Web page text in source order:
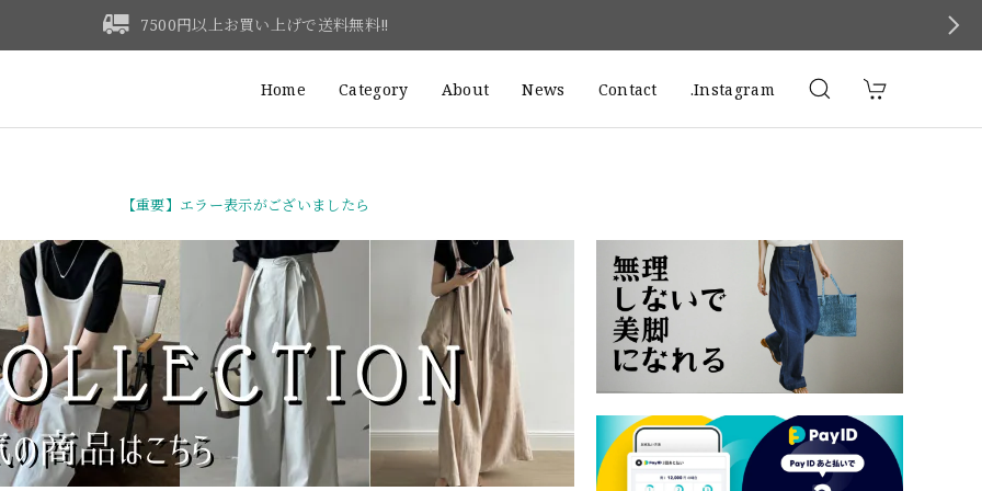
7500円以上お買い上げで送料無料‼
Home Category About News Contact .Instagram
【重要】エラー表示がございましたら